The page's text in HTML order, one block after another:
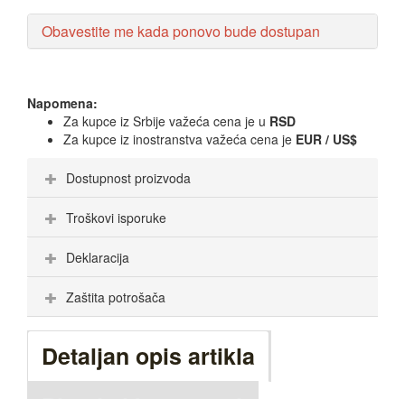
Obavestite me kada ponovo bude dostupan
Napomena:
Za kupce iz Srbije važeća cena je u RSD
Za kupce iz inostranstva važeća cena je EUR / US$
Dostupnost proizvoda
Troškovi isporuke
Deklaracija
Zaštita potrošača
Detaljan opis artikla